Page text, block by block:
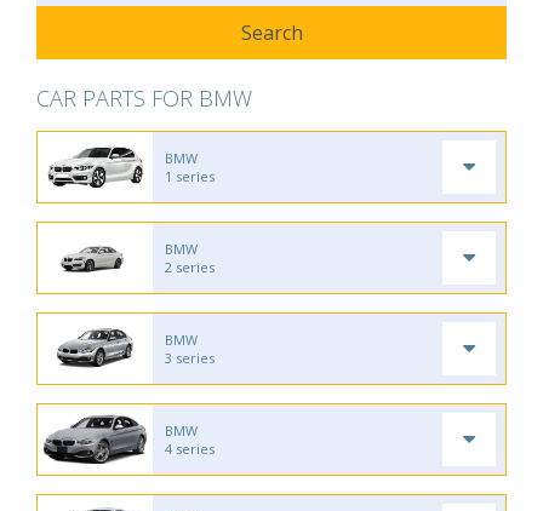
CAR PARTS FOR BMW
BMW
1 series
BMW
2 series
BMW
3 series
BMW
4 series